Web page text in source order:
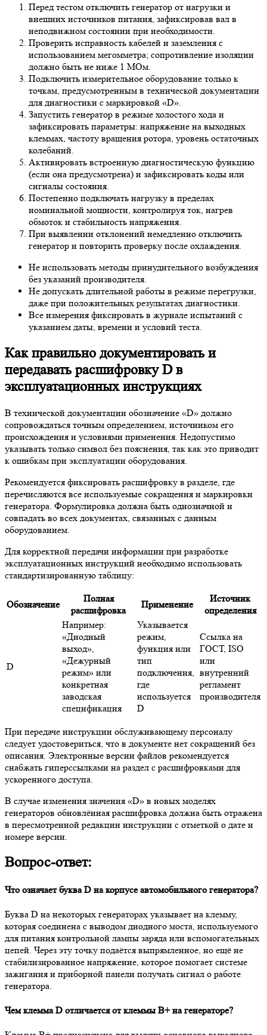
Перед тестом отключить генератор от нагрузки и
внешних источников питания, зафиксировав вал в
неподвижном состоянии при необходимости.
Проверить исправность кабелей и заземления с
использованием мегомметра; сопротивление изоляции
должно быть не ниже 1 МОм.
Подключить измерительное оборудование только к
точкам, предусмотренным в технической документации
для диагностики с маркировкой «D».
Запустить генератор в режиме холостого хода и
зафиксировать параметры: напряжение на выходных
клеммах, частоту вращения ротора, уровень остаточных
колебаний.
Активировать встроенную диагностическую функцию
(если она предусмотрена) и зафиксировать коды или
сигналы состояния.
Постепенно подключать нагрузку в пределах
номинальной мощности, контролируя ток, нагрев
обмоток и стабильность напряжения.
При выявлении отклонений немедленно отключить
генератор и повторить проверку после охлаждения.
Не использовать методы принудительного возбуждения
без указаний производителя.
Не допускать длительной работы в режиме перегрузки,
даже при положительных результатах диагностики.
Все измерения фиксировать в журнале испытаний с
указанием даты, времени и условий теста.
Как правильно документировать и
передавать расшифровку D в
эксплуатационных инструкциях
В технической документации обозначение «D» должно
сопровождаться точным определением, источником его
происхождения и условиями применения. Недопустимо
указывать только символ без пояснения, так как это приводит
к ошибкам при эксплуатации оборудования.
Рекомендуется фиксировать расшифровку в разделе, где
перечисляются все используемые сокращения и маркировки
генератора. Формулировка должна быть однозначной и
совпадать во всех документах, связанных с данным
оборудованием.
Для корректной передачи информации при разработке
эксплуатационных инструкций необходимо использовать
стандартизированную таблицу:
Обозначение
Полная
расшифровка
Применение
Источник
определения
D
Например:
«Диодный
выход»,
«Дежурный
режим» или
конкретная
заводская
спецификация
Указывается
режим,
функция или
тип
подключения,
где
используется
D
Ссылка на
ГОСТ, ISO
или
внутренний
регламент
производителя
При передаче инструкции обслуживающему персоналу
следует удостовериться, что в документе нет сокращений без
описания. Электронные версии файлов рекомендуется
снабжать гиперссылками на раздел с расшифровками для
ускоренного доступа.
В случае изменения значения «D» в новых моделях
генераторов обновлённая расшифровка должна быть отражена
в пересмотренной редакции инструкции с отметкой о дате и
номере версии.
Вопрос-ответ:
Что означает буква D на корпусе автомобильного генератора?
Буква D на некоторых генераторах указывает на клемму,
которая соединена с выводом диодного моста, используемого
для питания контрольной лампы заряда или вспомогательных
цепей. Через эту точку подаётся выпрямленное, но ещё не
стабилизированное напряжение, которое помогает системе
зажигания и приборной панели получать сигнал о работе
генератора.
Чем клемма D отличается от клеммы B+ на генераторе?